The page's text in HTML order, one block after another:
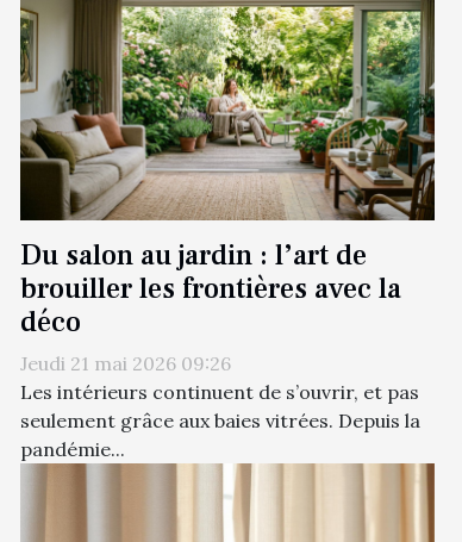
Du salon au jardin : l’art de
brouiller les frontières avec la
déco
Jeudi 21 mai 2026 09:26
Les intérieurs continuent de s’ouvrir, et pas
seulement grâce aux baies vitrées. Depuis la
pandémie...